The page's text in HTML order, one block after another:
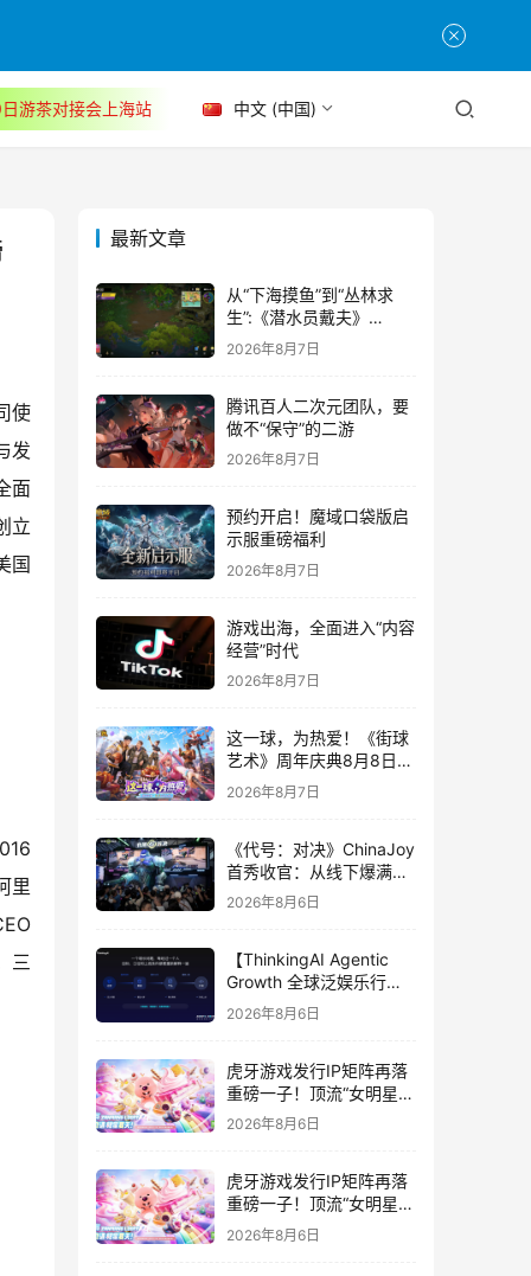
游茶对接会上海站 中文 (中国)
使
发
面
立
国
里
三
最新文章
从“下海摸鱼”到“丛林求
生”:《潜水员戴夫》
DLC《丛林》移动端定档
8月14日
2026年8月7日
腾讯百人二次元团队，要
做不“保守”的二游
2026年8月7日
预约开启！魔域口袋版启
示服重磅福利
2026年8月7日
游戏出海，全面进入“内容
经营”时代
2026年8月7日
这一球，为热爱！《街球
艺术》周年庆典8月8日正
式上线，多重福利与全新
内容同步开启
2026年8月7日
《代号：对决》ChinaJoy
首秀收官：从线下爆满看
见玩家的真实期待
2026年8月6日
【ThinkingAI Agentic
Growth 全球泛娱乐行业
峰会】Agent 时代，人到
底负责什么
2026年8月6日
虎牙游戏发行IP矩阵再落
重磅一子！顶流“女明星”
ZANMANG LOOPY 正版
2026年8月6日
虎牙游戏发行IP矩阵再落
重磅一子！顶流“女明星”
ZANMANG LOOPY 正版
3D消除手游《消消奇遇》
2026年8月6日